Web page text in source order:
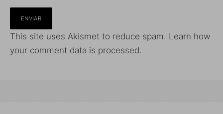
This site uses Akismet to reduce spam. Learn how
your comment data is processed.